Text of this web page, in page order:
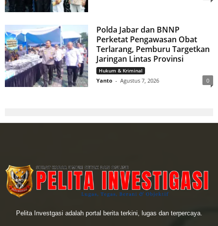
Polda Jabar dan BNNP
Perketat Pengawasan Obat
Terlarang, Pemburu Targetkan
Jaringan Lintas Provinsi
Hukum & Kriminal
Yanto - Agustus 7, 2026 0
Pelita Investgasi adalah portal berita terkini, lugas dan terpercaya.